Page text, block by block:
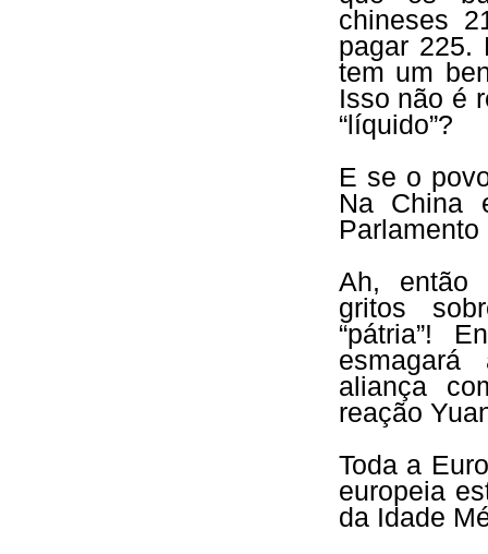
chineses
pagar 225.
tem um
Isso não é
“líquido”?
E se o
Na China
Ah, então
gritos
“pátria”!
esmagará
aliança
reação
Toda a
europeia
da Idade